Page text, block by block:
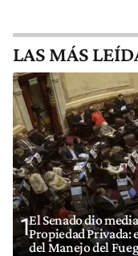
LAS MÁS
1El Senado dio
Propiedad Privada:
del Manejo del